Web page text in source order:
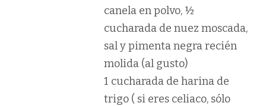
canela en polvo, ½
cucharada de nuez moscada,
sal y pimenta negra recién
molida (al gusto)
1 cucharada de harina de
trigo ( si eres celiaco, sólo